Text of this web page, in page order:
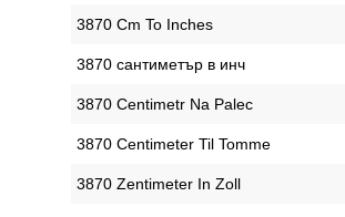
‎3870 Cm To Inches
‎3870 сантиметър в инч
‎3870 Centimetr Na Palec
‎3870 Centimeter Til Tomme
‎3870 Zentimeter In Zoll